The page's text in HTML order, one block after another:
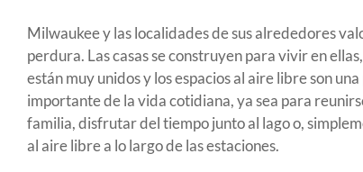
Milwaukee y las localidades de sus alrededores
perdura. Las casas se construyen para vivir en
están muy unidos y los espacios al aire libre son
importante de la vida cotidiana, ya sea para
familia, disfrutar del tiempo junto al lago o,
al aire libre a lo largo de las estaciones.